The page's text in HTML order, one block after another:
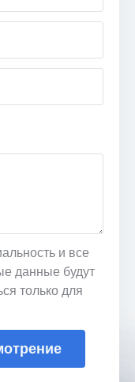
и все
данные будут
только для